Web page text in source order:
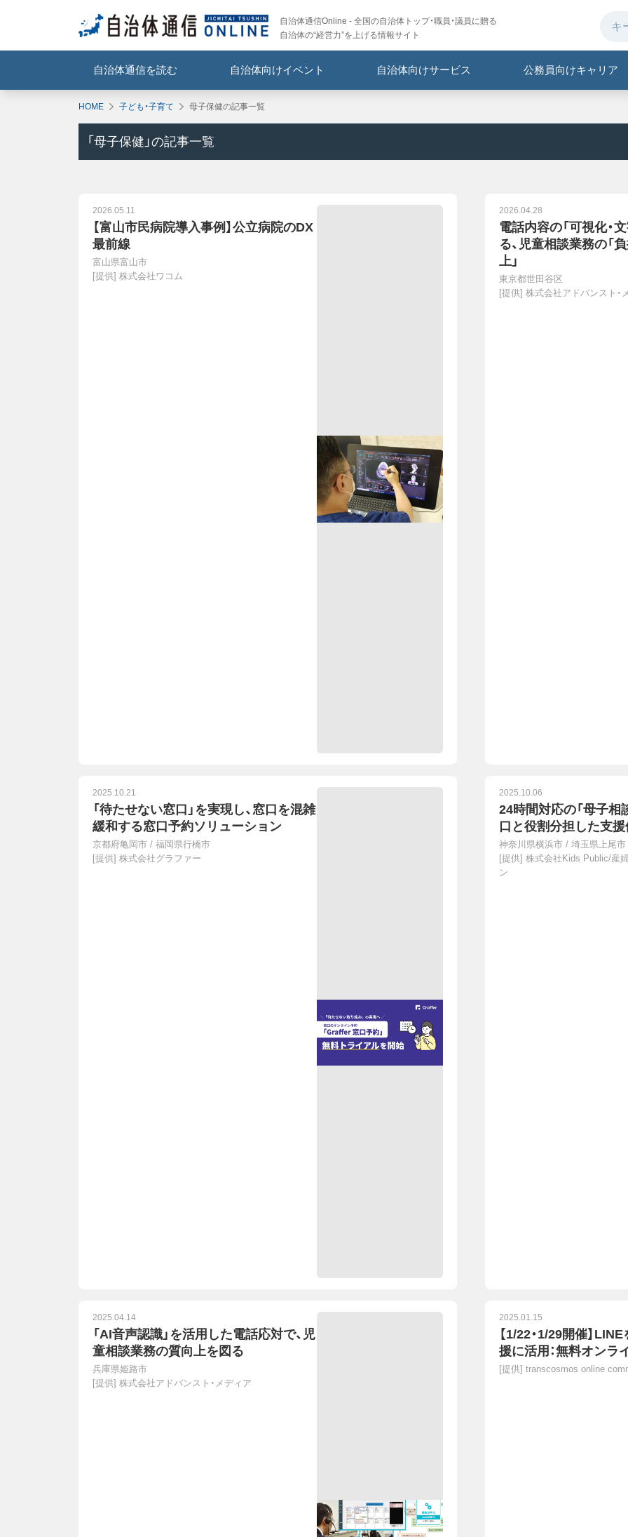
自治体通信Online - 全国の自治体トップ・職員・議員に贈る
自治体の“経営力”を上げる情報サイト
自治体通信を読む 自治体向けイベント 自治体向けサービス 公務員向けキャリア
HOME 子ども・子育て 母子保健の記事一覧
「 母子保健 」の記事一覧
2026.05.11
【富山市民病院導入事例】公立病院のDX
最前線
富山県富山市
[提供] 株式会社ワコム
2026.04.28
電話内容の「可視化・
る、児童相談業務の「
上」
東京都世田谷区
[提供] 株式会社アドバンスト・
2025.10.21
「待たせない窓口」を実現し、窓口を混雑
緩和する窓口予約ソリューション
京都府亀岡市 / 福岡県行橋市
[提供] 株式会社グラファー
2025.10.06
24時間対応の「母子相
口と役割分担した支
神奈川県横浜市 / 埼玉県上尾市
[提供] 株式会社Kids Public/産
ン
2025.04.14
「AI音声認識」を活用した電話応対で、児
童相談業務の質向上を図る
兵庫県姫路市
[提供] 株式会社アドバンスト・メディア
2025.01.15
【1/22・1/29開催】
援に活用：無料オンラ
[提供] transcosmos online